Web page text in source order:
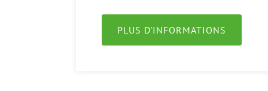
PLUS D'INFORMATIONS